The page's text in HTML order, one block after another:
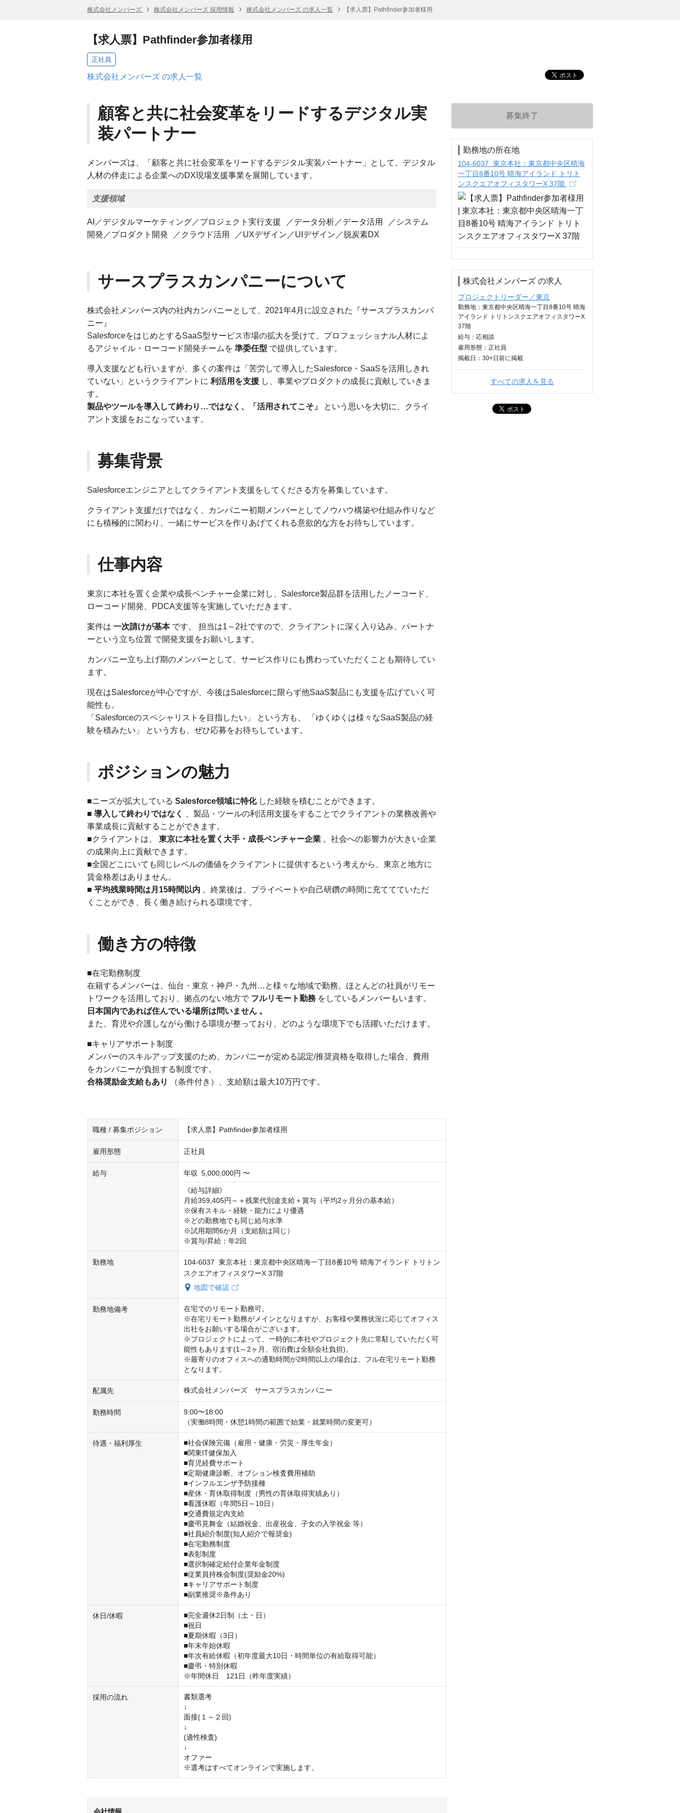
株式会社メンバーズ 株式会社メンバーズ 採用情報 株式会社メンバーズ の求人一覧 【求人票】Pathfinder参加者様用
【求人票】Pathfinder参加者様用
正社員
株式会社メンバーズ の求人一覧
顧客と共に社会変革をリードするデジタル実
装パートナー
メンバーズは、「顧客と共に社会変革をリードするデジタル実装パートナー」として、デジタル
人材の伴走による企業へのDX現場支援事業を展開しています。
支援領域
AI／デジタルマーケティング／プロジェクト実行支援 ／データ分析／データ活用 ／システム
開発／プロダクト開発 ／クラウド活用 ／UXデザイン／UIデザイン／脱炭素DX
サースプラスカンパニーについて
株式会社メンバーズ内の社内カンパニーとして、2021年4月に設立された『サースプラスカンパ
ニー』
SalesforceをはじめとするSaaS型サービス市場の拡大を受けて、プロフェッショナル人材によ
るアジャイル・ローコード開発チームを 準委任型 で提供しています。
導入支援なども行いますが、多くの案件は「苦労して導入したSalesforce・SaaSを活用しきれ
ていない」というクライアントに 利活用を支援 し、事業やプロダクトの成長に貢献していきま
す。
製品やツールを導入して終わり…ではなく、「活用されてこそ」
という思いを大切に、クライ
アント支援をおこなっています。
募集背景
Salesforceエンジニアとしてクライアント支援をしてくださる方を募集しています。
クライアント支援だけではなく、カンパニー初期メンバーとしてノウハウ構築や仕組み作りなど
にも積極的に関わり、一緒にサービスを作りあげてくれる意欲的な方をお待ちしています。
仕事内容
東京に本社を置く企業や成長ベンチャー企業に対し、Salesforce製品群を活用したノーコード、
ローコード開発、PDCA支援等を実施していただきます。
案件は 一次請けが基本です。 担当は1～2社ですので、クライアントに深く入り込み、パートナ
ーという立ち位置 で開発支援をお願いします。
カンパニー立ち上げ期のメンバーとして、サービス作りにも携わっていただくことも期待してい
ます。
現在はSalesforceが中心ですが、今後はSalesforceに限らず他SaaS製品にも支援を広げていく可
能性も。
「Salesforceのスペシャリストを目指したい」 という方も、 「ゆくゆくは様々なSaaS製品の経
験を積みたい」 という方も、ぜひ応募をお待ちしています。
ポジションの魅力
■ニーズが拡大している Salesforce領域に特化した経験を積むことができます。
■ 導入して終わりではなく
、製品・ツールの利活用支援をすることでクライアントの業務改善や
事業成長に貢献することができます。
■クライアントは、 東京に本社を置く大手・成長ベンチャー企業 。社会への影響力が大きい企業
の成果向上に貢献できます。
■全国どこにいても同じレベルの価値をクライアントに提供するという考えから、東京と地方に
賃金格差はありません。
■ 平均残業時間は月15時間以内 。終業後は、プライベートや自己研鑽の時間に充ててていただ
くことができ、長く働き続けられる環境です。
働き方の特徴
■在宅勤務制度
在籍するメンバーは、仙台・東京・神戸・九州…と様々な地域で勤務。ほとんどの社員がリモー
トワークを活用しており、拠点のない地方で フルリモート勤務 をしているメンバーもいます。
日本国内であれば住んでいる場所は問いません 。
また、育児や介護しながら働ける環境が整っており、どのような環境下でも活躍いただけます。
■キャリアサポート制度
メンバーのスキルアップ支援のため、カンパニーが定める認定/推奨資格を取得した場合、費用
をカンパニーが負担する制度です。
合格奨励金支給もあり
（条件付き）、支給額は最大10万円です。
職種 / 募集ポジション 【求人票】Pathfinder参加者様用
雇用形態 正社員
給与 年収 5,000,000円 〜
《給与詳細》
月給359,405円～＋残業代別途支給＋賞与（平均2ヶ月分の基本給）
※保有スキル・経験・能力により優遇
※どの勤務地でも同じ給与水準
※試用期間6か月（支給額は同じ）
※賞与/昇給：年2回
勤務地
104-6037 東京本社：東京都中央区晴海一丁目8番10号 晴海アイランド トリトン
スクエアオフィスタワーX 37階
地図で確認
勤務地備考
在宅でのリモート勤務可。
※在宅リモート勤務がメインとなりますが、お客様や業務状況に応じてオフィス
出社をお願いする場合がございます。
※プロジェクトによって、一時的に本社やプロジェクト先に常駐していただく可
能性もあります(1～2ヶ月、宿泊費は全額会社負担)。
※最寄りのオフィスへの通勤時間が2時間以上の場合は、フル在宅リモート勤務
となります。
配属先 株式会社メンバーズ　サースプラスカンパニー
勤務時間
9:00〜18:00
（実働8時間・休憩1時間の範囲で始業・就業時間の変更可）
待遇・福利厚生
■社会保険完備（雇用・健康・労災・厚生年金）
■関東IT健保加入
■育児経費サポート
■定期健康診断、オプション検査費用補助
■インフルエンザ予防接種
■産休・育休取得制度（男性の育休取得実績あり）
■看護休暇（年間5日～10日）
■交通費規定内支給
■慶弔見舞金（結婚祝金、出産祝金、子女の入学祝金 等）
■社員紹介制度(知人紹介で報奨金)
■在宅勤務制度
■表彰制度
■選択制確定給付企業年金制度
■従業員持株会制度(奨励金20%)
■キャリアサポート制度
■副業推奨※条件あり
休日/休暇
■完全週休2日制（土・日）
■祝日
■夏期休暇（3日）
■年末年始休暇
■年次有給休暇（初年度最大10日・時間単位の有給取得可能）
■慶弔・特別休暇
※年間休日　121日（昨年度実績）
採用の流れ
書類選考
↓
面接(１～２回)
↓
(適性検査)
↓
オファー
※選考はすべてオンラインで実施します。
募集終了
勤務地の所在地
104-6037 東京本社：東京都中央区晴海
一丁目8番10号 晴海アイランド トリト
ンスクエアオフィスタワーX 37階
株式会社メンバーズ の求人
プロジェクトリーダー／東京
勤務地：東京都中央区晴海一丁目8番10号 晴海
アイランド トリトンスクエアオフィスタワーX
37階
給与： 応相談
雇用形態：正社員
掲載日： 30+日 前に掲載
すべての求人を見る